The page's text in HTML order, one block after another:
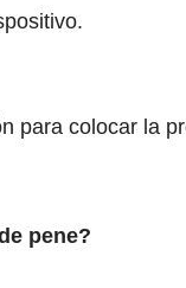
para colocar la
pene?